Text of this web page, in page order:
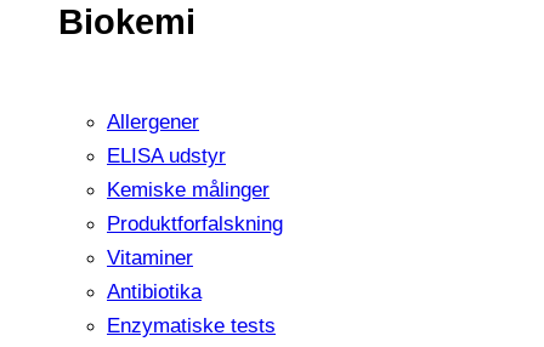
Biokemi
Allergener
ELISA udstyr
Kemiske målinger
Produktforfalskning
Vitaminer
Antibiotika
Enzymatiske tests